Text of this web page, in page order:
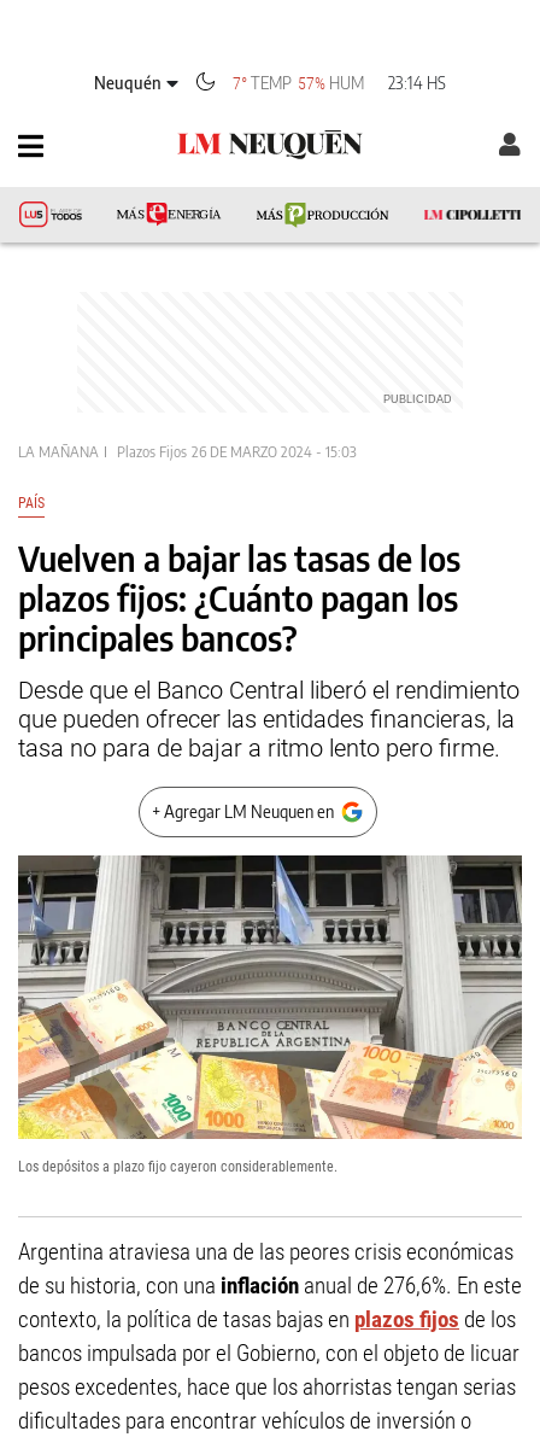
Neuquén 7°TEMP 57% HUM 23:14 HS
LA MAÑANA Plazos Fijos 26 DE MARZO 2024 - 15:03
PAÍS
Vuelven a bajar las tasas de los
plazos fijos: ¿Cuánto pagan los
principales bancos?
Desde que el Banco Central liberó el rendimiento
que pueden ofrecer las entidades financieras, la
tasa no para de bajar a ritmo lento pero firme.
+ Agregar LM Neuquen en
Los depósitos a plazo fijo cayeron considerablemente.
Argentina atraviesa una de las peores crisis económicas
de su historia, con una inflación anual de 276,6%. En este
contexto, la política de tasas bajas en plazos fijos de los
bancos impulsada por el Gobierno, con el objeto de licuar
pesos excedentes, hace que los ahorristas tengan serias
dificultades para encontrar vehículos de inversión o